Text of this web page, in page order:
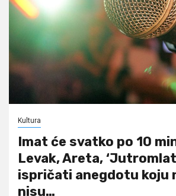
Kultura
Imat će svatko po 10
Levak, Areta,
ispričati anegdotu koju
nisu…